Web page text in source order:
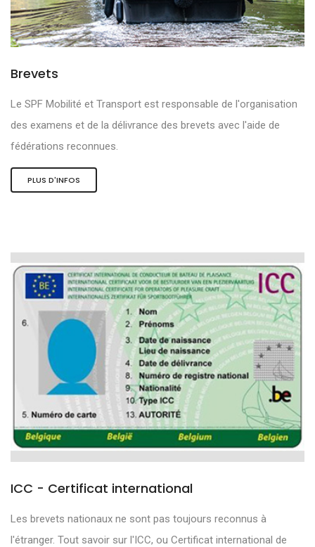
Brevets
Le SPF Mobilité et Transport est responsable de l'organisation
des examens et de la délivrance des brevets avec l'aide de
fédérations reconnues.
PLUS D'INFOS
ICC - Certificat international
Les brevets nationaux ne sont pas toujours reconnus à
l'étranger. Tout savoir sur l'ICC, ou Certificat international de